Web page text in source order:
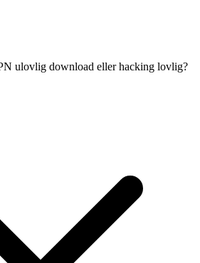
ulovlig download eller hacking lovlig?